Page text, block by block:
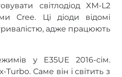
світлодіод XM-L2
Cree. Ці діоди відомі
адже працюють
у E35UE 2016-сім.
Саме він і світить з